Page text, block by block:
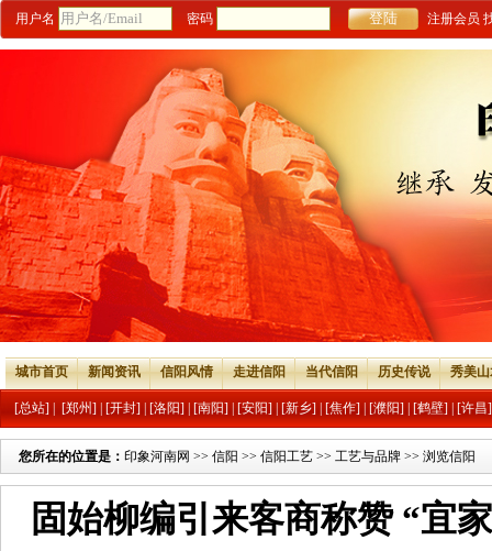
用户名 密码 注册会员
城市首页 新闻资讯 信阳风情 走进信阳 当代信阳 历史传说 秀美
[总站] [郑州] [开封] [洛阳] [南阳] [安阳] [新乡] [焦作] [濮阳] [鹤壁] [许昌]
您所在的位置是： 印象河南网 >> 信阳 >> 信阳工艺 >> 工艺与品牌 >> 浏览信阳
固始柳编引来客商称赞 “宜